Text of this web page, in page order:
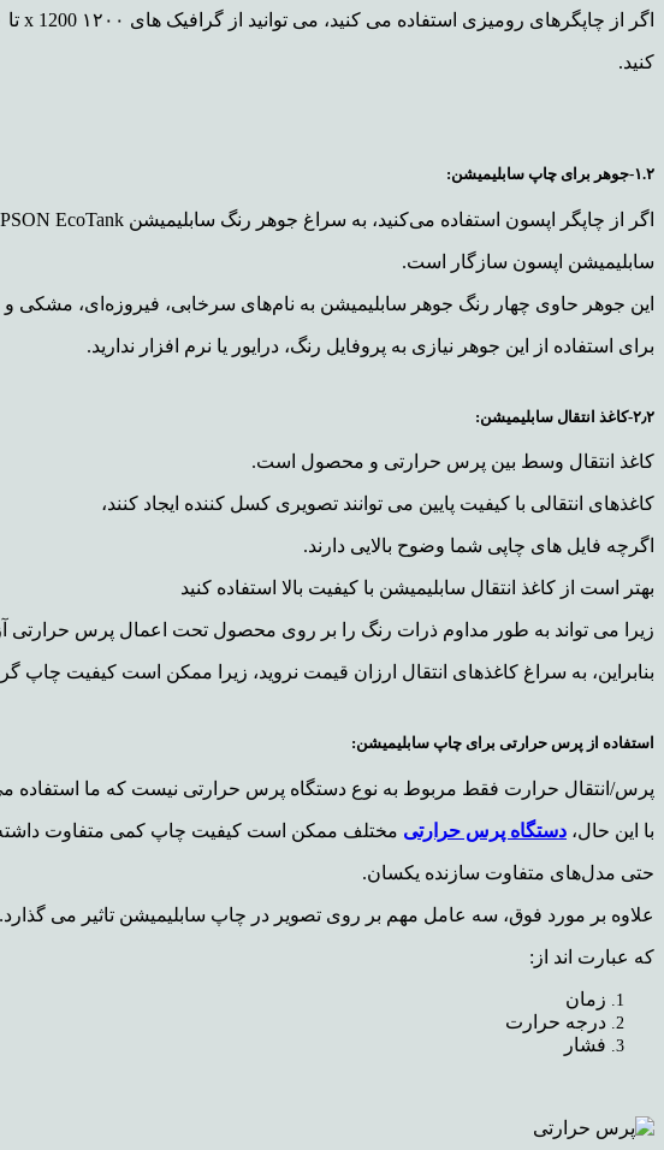
اگر از چاپگرهای رومیزی استفاده می کنید، می توانید از گرافیک های ۱۲۰۰ x 1200 تا ۱۴۰۰ x 1400 dpi چاپ
کنید.
۱.۲-جوهر برای چاپ سابلیمیشن:
اگر از چاپگر اپسون استفاده می‌کنید، به سراغ جوهر رنگ سابلیمیشن EPSON EcoTank بروید که با هر چاپگر
سابلیمیشن اپسون سازگار است.
این جوهر حاوی چهار رنگ جوهر سابلیمیشن به نام‌های سرخابی، فیروزه‌ای، مشکی
برای استفاده از این جوهر نیازی به پروفایل رنگ، درایور یا نرم افزار ندارید.
۲٫۲-کاغذ انتقال سابلیمیشن:
کاغذ انتقال وسط بین پرس حرارتی و محصول است.
کاغذهای انتقالی با کیفیت پایین می توانند تصویری کسل کننده ایجاد کنند،
اگرچه فایل های چاپی شما وضوح بالایی دارند.
بهتر است از کاغذ انتقال سابلیمیشن با کیفیت بالا استفاده کنید
زیرا می تواند به طور مداوم ذرات رنگ را بر روی محصول تحت اعمال پرس حرارتی
بنابراین، به سراغ کاغذهای انتقال ارزان قیمت نروید، زیرا ممکن است کیفیت چاپ
استفاده از پرس حرارتی برای چاپ سابلیمیشن:
پرس/انتقال حرارت فقط مربوط به نوع دستگاه پرس حرارتی نیست که ما استفاده
با این حال، دستگاه پرس حرارتی مختلف ممکن است کیفیت چاپ کمی متفاوت داشته
حتی مدل‌های متفاوت سازنده یکسان.
علاوه بر مورد فوق، سه عامل مهم بر روی تصویر در چاپ سابلیمیشن تاثیر می گذارد.
که عبارت اند از:
زمان
درجه حرارت
فشار